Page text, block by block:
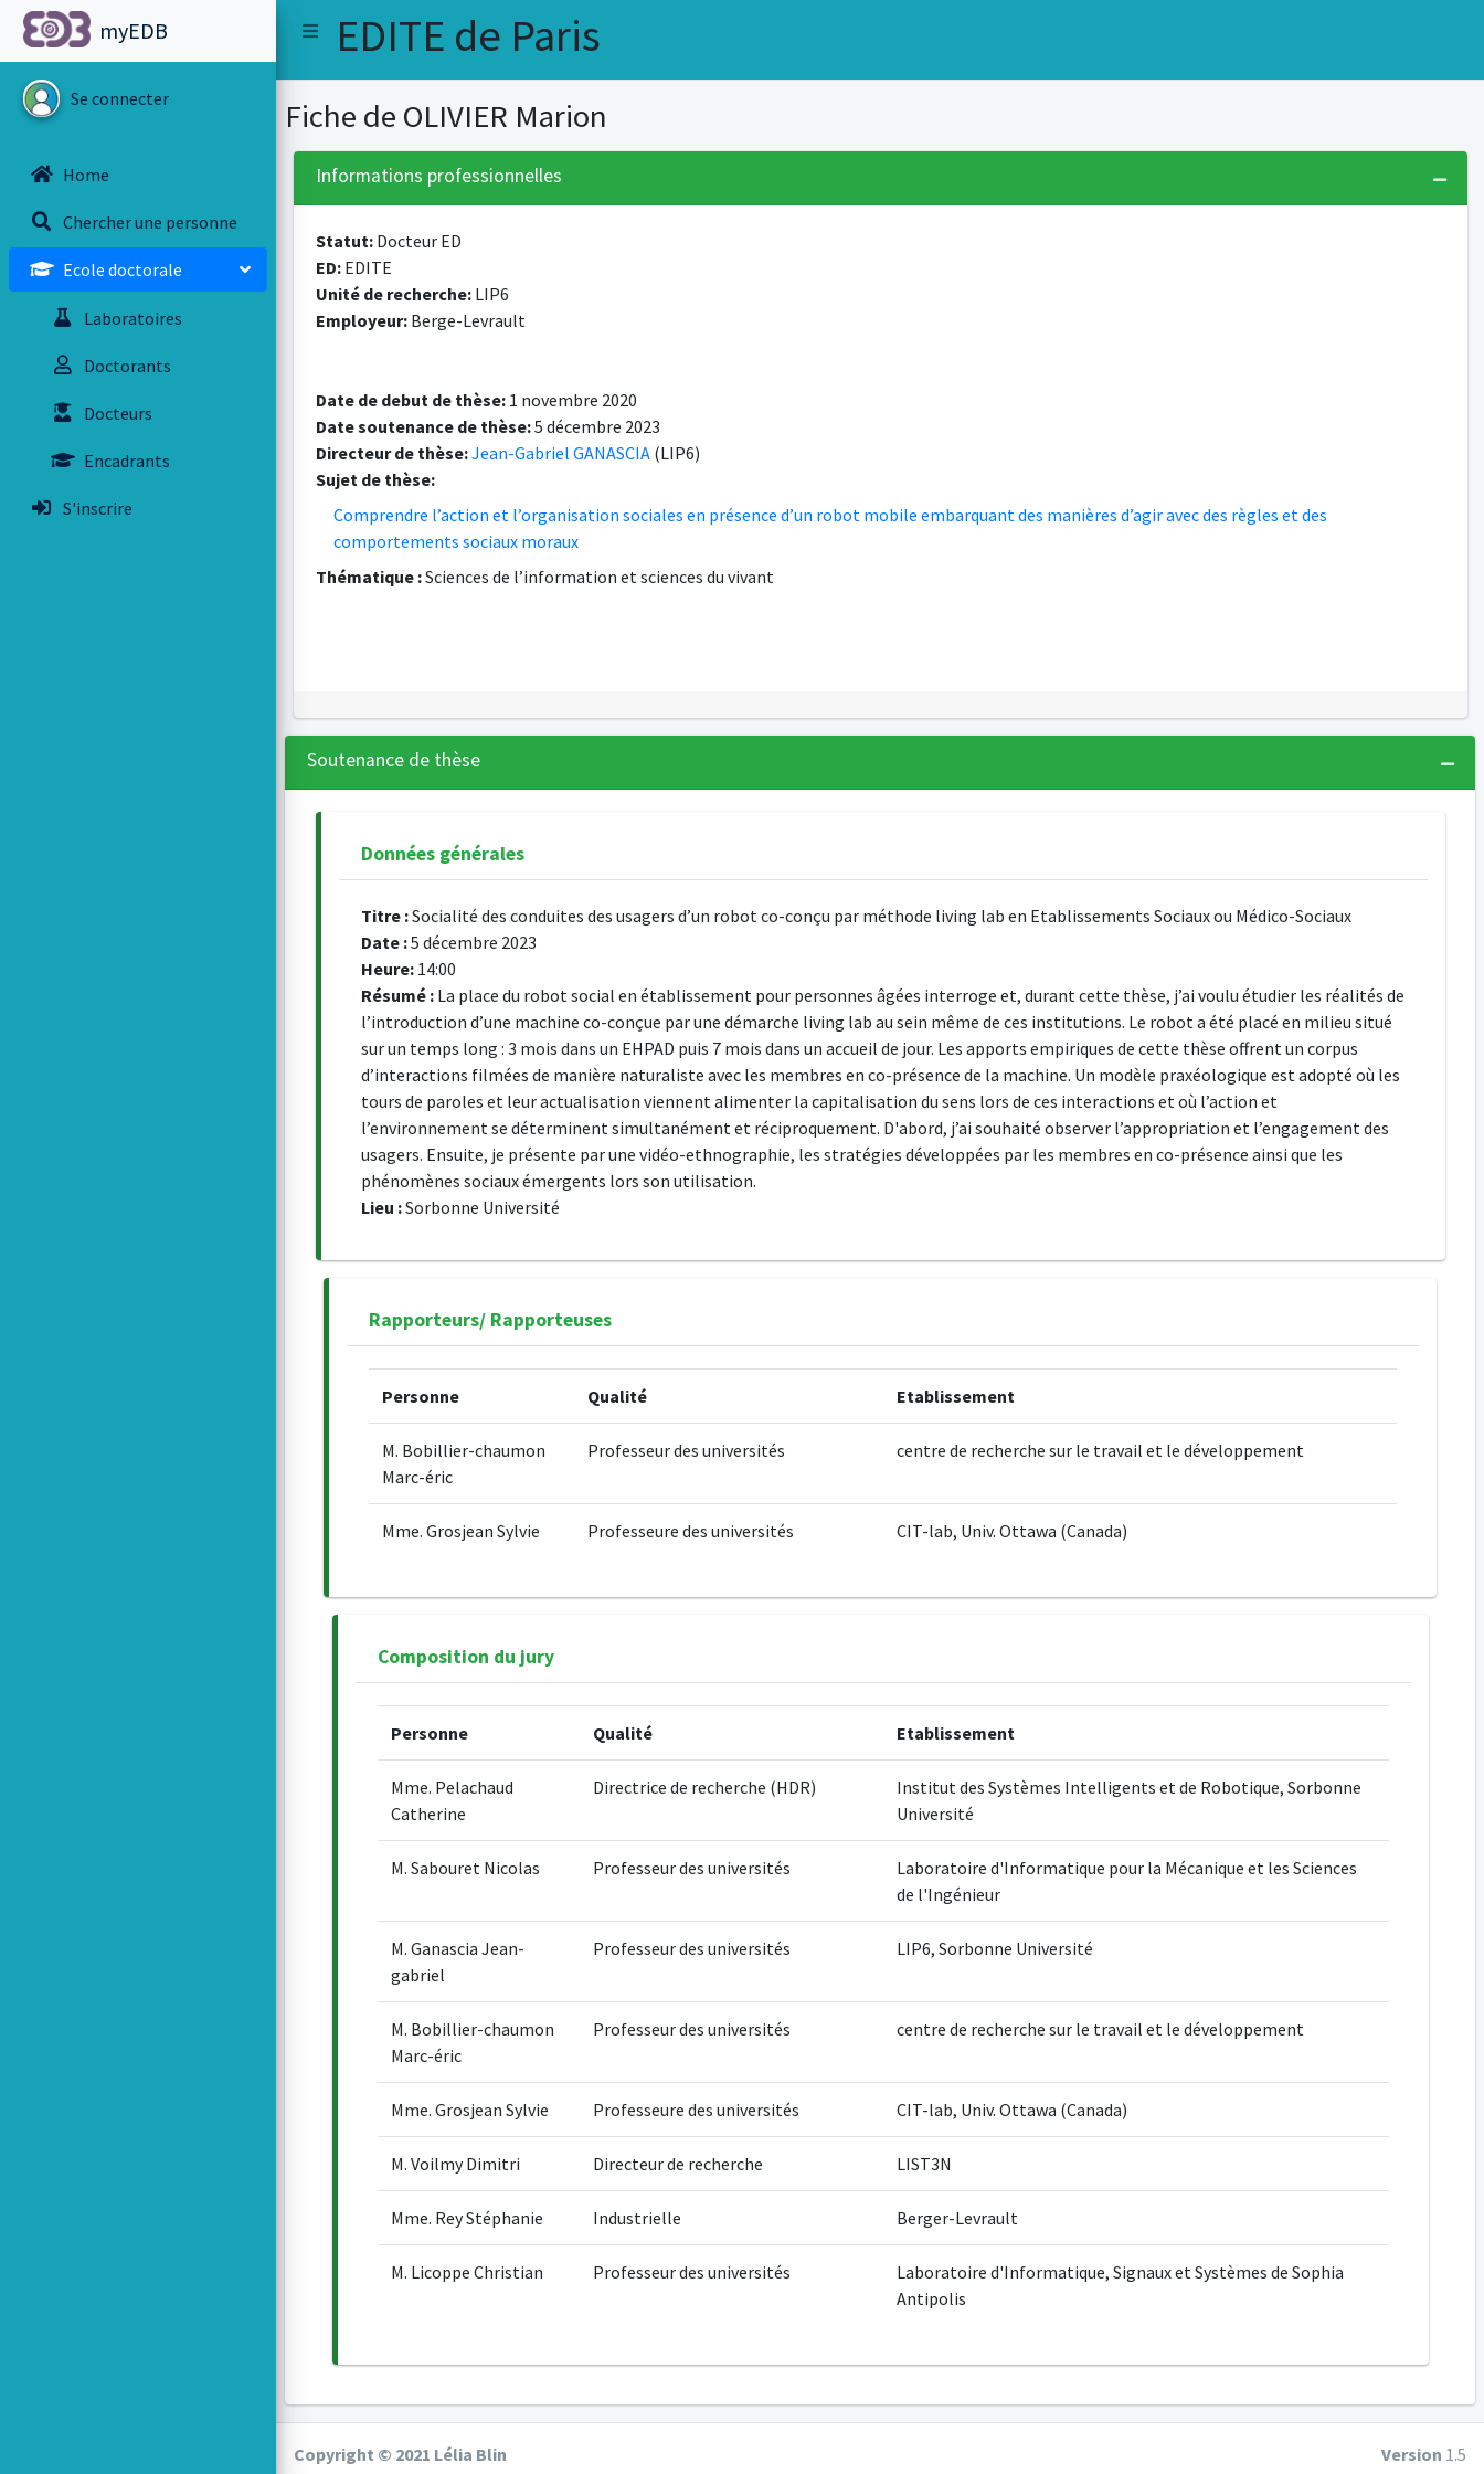
EDITE de Paris
myEDB
Se connecter
Home
Chercher une personne
Ecole doctorale
Laboratoires
Doctorants
Docteurs
Encadrants
S'inscrire
Fiche de OLIVIER Marion
Informations professionnelles
Statut: Docteur ED
ED: EDITE
Unité de recherche: LIP6
Employeur:Berge-Levrault
Date de debut de thèse: 1 novembre 2020
Date soutenance de thèse:5 décembre 2023
Directeur de thèse:Jean-Gabriel GANASCIA(LIP6)
Sujet de thèse:
Comprendre l’action et l’organisation sociales en présence d’un robot mobile embarquant des manières d’agir avec des règles et des
comportements sociaux moraux
Thématique :Sciences de l’information et sciences du vivant
Soutenance de thèse
Données générales
Titre :Socialité des conduites des usagers d’un robot co-conçu par méthode living lab en Etablissements Sociaux ou Médico-Sociaux
Date :5 décembre 2023
Heure:14:00
Résumé :La place du robot social en établissement pour personnes âgées interroge et, durant cette thèse, j’ai voulu étudier les réalités de
l’introduction d’une machine co-conçue par une démarche living lab au sein même de ces institutions. Le robot a été placé en milieu situé
sur un temps long : 3 mois dans un EHPAD puis 7 mois dans un accueil de jour. Les apports empiriques de cette thèse offrent un corpus
d’interactions filmées de manière naturaliste avec les membres en co-présence de la machine. Un modèle praxéologique est adopté où les
tours de paroles et leur actualisation viennent alimenter la capitalisation du sens lors de ces interactions et où l’action et
l’environnement se déterminent simultanément et réciproquement. D'abord, j’ai souhaité observer l’appropriation et l’engagement des
usagers. Ensuite, je présente par une vidéo-ethnographie, les stratégies développées par les membres en co-présence ainsi que les
phénomènes sociaux émergents lors son utilisation.
Lieu :Sorbonne Université
Rapporteurs/ Rapporteuses
Personne Qualité Etablissement
M. Bobillier-chaumon
Marc-éric
Professeur des universités centre de recherche sur le travail et le développement
Mme. Grosjean Sylvie Professeure des universités CIT-lab, Univ. Ottawa (Canada)
Composition du jury
Personne Qualité Etablissement
Mme. Pelachaud
Catherine
Directrice de recherche (HDR)
Institut des Systèmes Intelligents et de Robotique, Sorbonne
Université
M. Sabouret Nicolas Professeur des universités
Laboratoire d'Informatique pour la Mécanique et les Sciences
de l'Ingénieur
M. Ganascia Jean-
gabriel
Professeur des universités LIP6, Sorbonne Université
M. Bobillier-chaumon
Marc-éric
Professeur des universités centre de recherche sur le travail et le développement
Mme. Grosjean Sylvie Professeure des universités CIT-lab, Univ. Ottawa (Canada)
M. Voilmy Dimitri Directeur de recherche LIST3N
Mme. Rey Stéphanie Industrielle Berger-Levrault
M. Licoppe Christian Professeur des universités
Laboratoire d'Informatique, Signaux et Systèmes de Sophia
Antipolis
Copyright © 2021 Lélia Blin Version 1.5